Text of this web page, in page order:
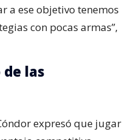
a ese objetivo tenemos
con pocas armas”,
de las
expresó que jugar